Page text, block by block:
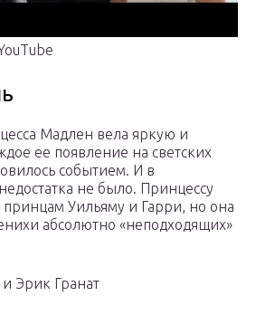
Мадлен вела яркую и
ее появление на светских
событием. И в
не было. Принцессу
Уильяму и Гарри, но она
абсолютно «неподходящих»
Эрик Гранат